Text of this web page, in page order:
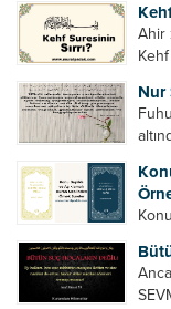
Ahir
din
vb.
Nur